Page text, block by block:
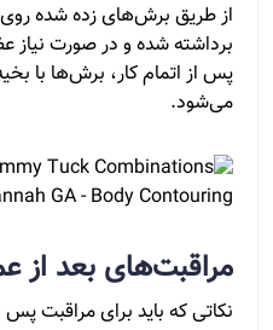
از طریق برش‌های زده شده
برداشته شده و در صورت
پس از اتمام کار، برش‌ها با
می‌شود.
مراقبت‌های بعد از
نکاتی که باید برای مراقبت